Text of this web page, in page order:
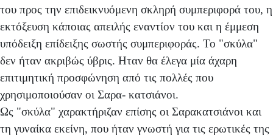
του προς την επιδεικνυόμενη σκληρή συμπεριφορά του, η
εκτόξευση κάποιας απειλής εναντίον του και η έμμεση
υπόδειξη επίδειξης σωστής συμπεριφοράς. Το "σκύλα"
δεν ήταν ακριβώς ύβρις. Ηταν θα έλεγα μία άχαρη
επιτιμητική προσφώνηση από τις πολλές που
χρησιμοποιούσαν οι Σαρα- κατσιάνοι.
Ως "σκύλα" χαρακτήριζαν επίσης οι Σαρακατσιάνοι και
τη γυναίκα εκείνη, που ήταν γνωστή για τις ερωτικές της